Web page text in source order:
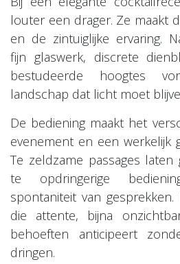
louter een drager. Ze maakt
en de zintuiglijke ervaring.
fijn glaswerk, discrete
bestudeerde hoogtes
landschap dat licht moet
De bediening maakt het
evenement en een werkelijk
Te zeldzame passages laten
te opdringerige
spontaniteit van
die attente, bijna
behoeften anticipeert
dringen.